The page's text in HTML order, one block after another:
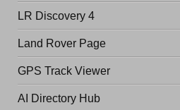
LR Discovery 4
Land Rover Page
GPS Track Viewer
AI Directory Hub